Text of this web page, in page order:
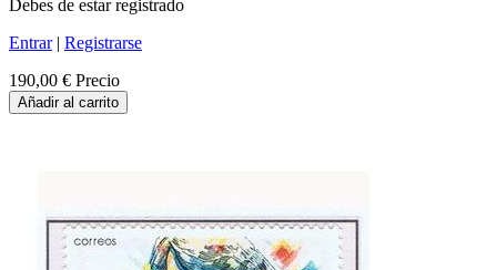
Debes de estar registrado
Entrar| Registrarse
190,00 € Precio
Añadir al carrito